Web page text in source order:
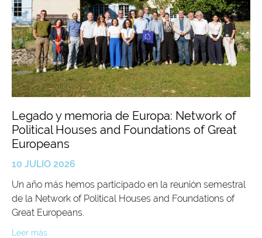
Legado y memoria de Europa: Network of
Political Houses and Foundations of Great
Europeans
10 JULIO 2026
Un año más hemos participado en la reunión semestral
de la Network of Political Houses and Foundations of
Great Europeans.
Leer más